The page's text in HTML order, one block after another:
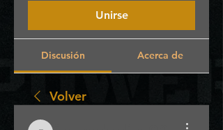
Unirse
Discusión Acerca de
Volver